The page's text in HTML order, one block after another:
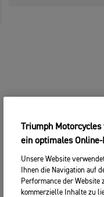
Triumph
ein optimales
Unsere Website
Ihnen die Navigation auf
Performance der Website
kommerzielle Inhalte zu